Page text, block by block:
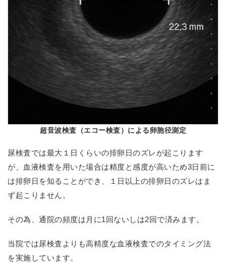
超音波検査（エコー検査）による卵胞径測定
尿検査では最大１日くらいの排卵日のズレが起こります
が、血液検査を用いた場合は精度と感度が高いため3日前に
は排卵日を知ることができ、１日以上の排卵日のズレはま
ず起こりません。
その為、通院の頻度は月に1回ないしは2回で済みます。
当院では尿検査よりも高精度な血液検査でのタイミング法
を実施しています。